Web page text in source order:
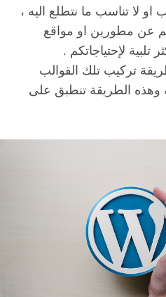
لا تناسب ما نتطلع اليه ،
عن مطورين او مواقع
لإحتياجاتكم .
تركيب تلك القوالب
الطريقة تنطبق على